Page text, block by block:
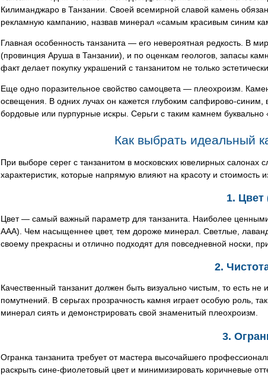
Килиманджаро в Танзании. Своей всемирной славой камень
рекламную кампанию, назвав минерал «самым красивым синим
Главная особенность танзанита — его невероятная редкость. В
(провинция Аруша в Танзании), и по оценкам геологов, запасы
факт делает покупку украшений с танзанитом не только
Еще одно поразительное свойство самоцвета — плеохроизм.
освещения. В одних лучах он кажется глубоким сапфирово-
бордовые или пурпурные искры. Серьги с таким камнем
Как выбрать идеальный
При выборе серег с танзанитом в московских ювелирных салонах
характеристик, которые напрямую влияют на красоту и стоимость
1. Цвет
Цвет — самый важный параметр для танзанита. Наиболее ценными
AAA). Чем насыщеннее цвет, тем дороже минерал. Светлые,
своему прекрасны и отлично подходят для повседневной носки,
2.
Качественный танзанит должен быть визуально чистым, то есть
помутнений. В серьгах прозрачность камня играет особую роль,
минерал сиять и демонстрировать свой знаменитый плеохроизм.
3.
Огранка танзанита требует от мастера высочайшего
раскрыть сине-фиолетовый цвет и минимизировать коричневые